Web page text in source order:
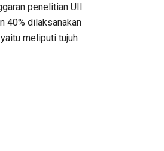
penelitian UII
40% dilaksanakan
meliputi tujuh